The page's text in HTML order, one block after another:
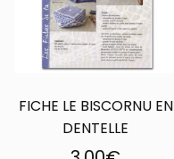
FICHE LE BISCORNU EN
DENTELLE